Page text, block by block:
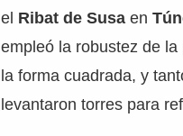
el Ribat de Susa en
empleó la robustez de
la forma cuadrada, y
levantaron torres para